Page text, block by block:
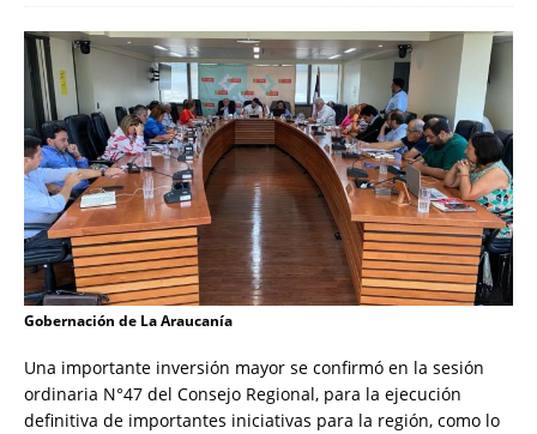
Gobernación de La Araucanía
Una importante inversión mayor se confirmó en la sesión
ordinaria N°47 del Consejo Regional, para la ejecución
definitiva de importantes iniciativas para la región, como lo